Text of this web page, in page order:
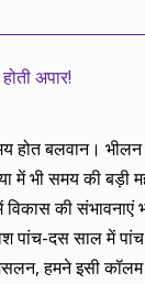
अपार!
होत बलवान। भीलन
में भी समय की बड़ी
की संभावनाएं
पांच-दस साल में
हमने इसी